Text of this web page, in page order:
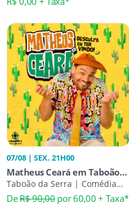
07/08 | SEX. 21H00
Matheus Ceará em Taboão
da Serra | Desculpa Eu Ter
Vindo
Taboão da Serra | Comédia
Stand-Up
DeR$ 90,00por 60,00 + Taxa*